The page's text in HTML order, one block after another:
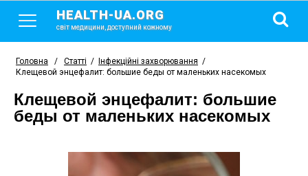
HEALTH-UA.ORG
світ медицини, доступний кожному
Головна / Статті / Інфекційні захворювання /
Клещевой энцефалит: большие беды от маленьких насекомых
Клещевой энцефалит: большие
беды от маленьких насекомых